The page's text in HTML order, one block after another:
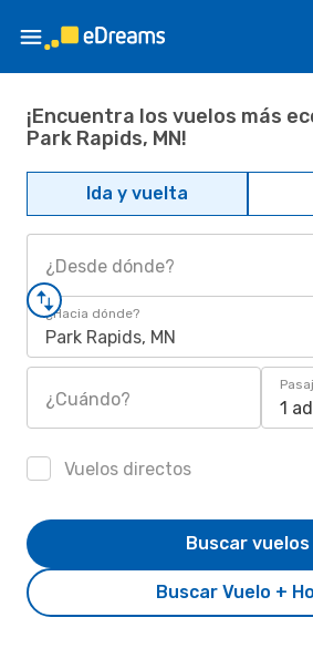
¡Encuentra los vuelos más
Park Rapids, MN!
Ida y vuelta
¿Desde dónde?
¿Hacia dónde?
Park Rapids, MN
¿Cuándo? 1
Vuelos directos
Buscar Vuelo +
Buscar vuelos